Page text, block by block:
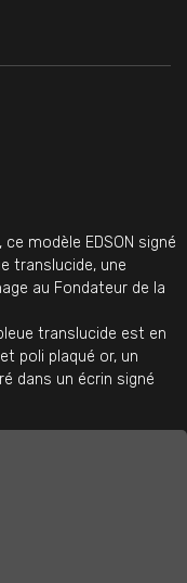
modèle EDSON signé
translucide, une
au Fondateur de la
translucide est en
poli plaqué or, un
dans un écrin signé